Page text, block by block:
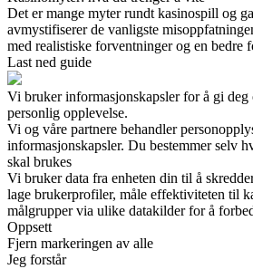
Det er mange myter rundt kasinospill og
avmystifiserer de vanligste
med realistiske forventninger og en bedre
Last ned guide
Vi bruker informasjonskapsler for å gi deg
personlig opplevelse.
Vi og våre partnere behandler
informasjonskapsler. Du bestemmer selv
skal brukes
Vi bruker data fra enheten din til å
lage brukerprofiler, måle effektiviteten til
målgrupper via ulike datakilder for å
Oppsett
Fjern markeringen av alle
Jeg forstår